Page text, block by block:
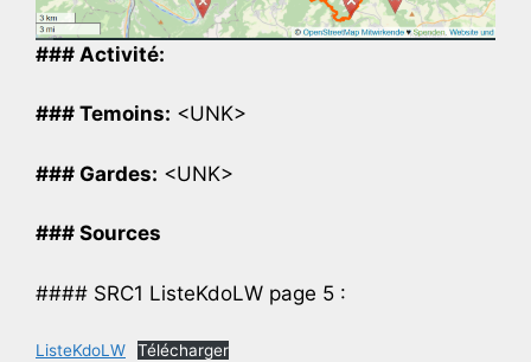
### Activité:
### Temoins: <UNK>
### Gardes: <UNK>
### Sources
#### SRC1 ListeKdoLW page 5 :
ListeKdoLW Télécharger